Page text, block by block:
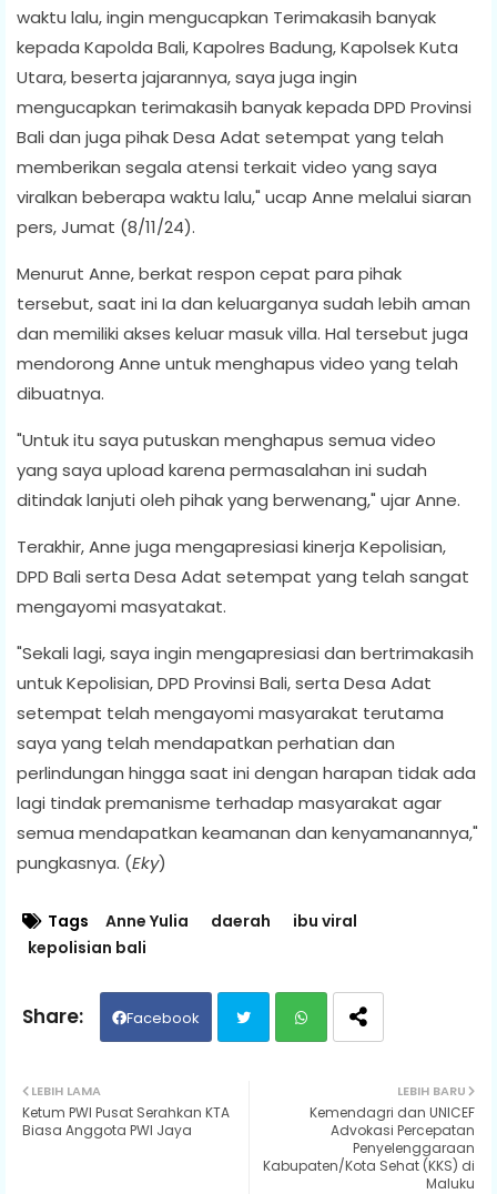
waktu lalu, ingin mengucapkan Terimakasih banyak
kepada Kapolda Bali, Kapolres Badung, Kapolsek Kuta
Utara, beserta jajarannya, saya juga ingin
mengucapkan terimakasih banyak kepada DPD Provinsi
Bali dan juga pihak Desa Adat setempat yang telah
memberikan segala atensi terkait video yang saya
viralkan beberapa waktu lalu," ucap Anne melalui siaran
pers, Jumat (8/11/24).
Menurut Anne, berkat respon cepat para pihak
tersebut, saat ini Ia dan keluarganya sudah lebih aman
dan memiliki akses keluar masuk villa. Hal tersebut juga
mendorong Anne untuk menghapus video yang telah
dibuatnya.
"Untuk itu saya putuskan menghapus semua video
yang saya upload karena permasalahan ini sudah
ditindak lanjuti oleh pihak yang berwenang," ujar Anne.
Terakhir, Anne juga mengapresiasi kinerja Kepolisian,
DPD Bali serta Desa Adat setempat yang telah sangat
mengayomi masyatakat.
"Sekali lagi, saya ingin mengapresiasi dan bertrimakasih
untuk Kepolisian, DPD Provinsi Bali, serta Desa Adat
setempat telah mengayomi masyarakat terutama
saya yang telah mendapatkan perhatian dan
perlindungan hingga saat ini dengan harapan tidak ada
lagi tindak premanisme terhadap masyarakat agar
semua mendapatkan keamanan dan kenyamanannya,"
pungkasnya. (Eky)
Tags Anne Yulia daerah
ibu viral
kepolisian bali
Facebook
ats
ap
LEBIH BARU
Kemendagri dan UNICEF
Advokasi Percepatan
Penyelenggaraan
Kabupaten/Kota Sehat (KKS) di
Maluku
LEBIH LAMA
Ketum PWI Pusat Serahkan KTA
Biasa Anggota PWI Jaya